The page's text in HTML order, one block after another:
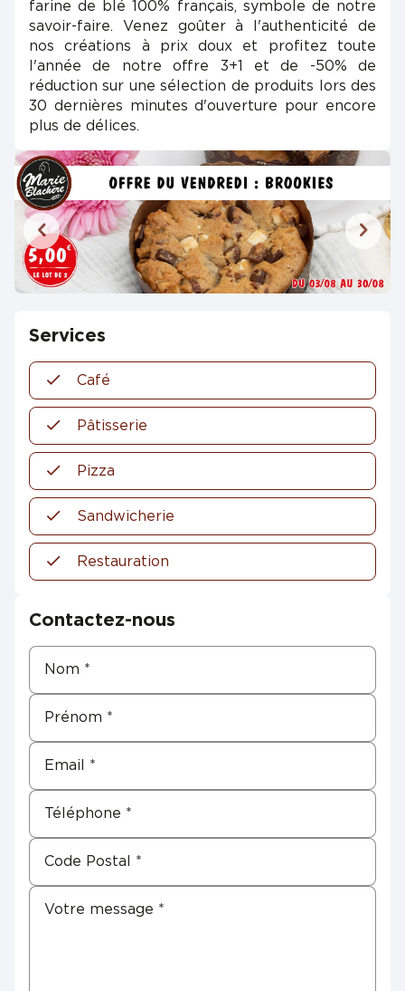
farine de blé 100% français, symbole de notre
savoir-faire. Venez goûter à l'authenticité de
nos créations à prix doux et profitez toute
l'année de notre offre 3+1 et de -50% de
réduction sur une sélection de produits lors des
30 dernières minutes d'ouverture pour encore
plus de délices.
Services
Café
Pâtisserie
Pizza
Sandwicherie
Restauration
Contactez-nous